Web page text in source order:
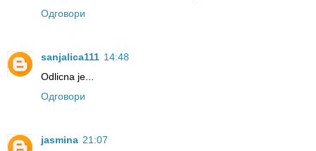
Одговори
sanjalica111 14:48
Odlicna je...
Одговори
jasmina 21:07